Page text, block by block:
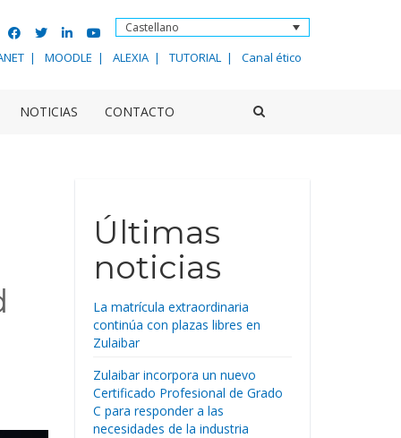
Castellano
MOODLE ALEXIA TUTORIAL Canal ético
NOTICIAS CONTACTO
Últimas
noticias
La matrícula extraordinaria
continúa con plazas libres en
Zulaibar
Zulaibar incorpora un nuevo
Certificado Profesional de Grado
C para responder a las
necesidades de la industria